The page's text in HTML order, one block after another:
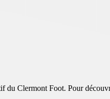
Clermont Foot. Pour